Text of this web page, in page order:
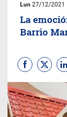
Lun 27/12/2021
La
Barrio